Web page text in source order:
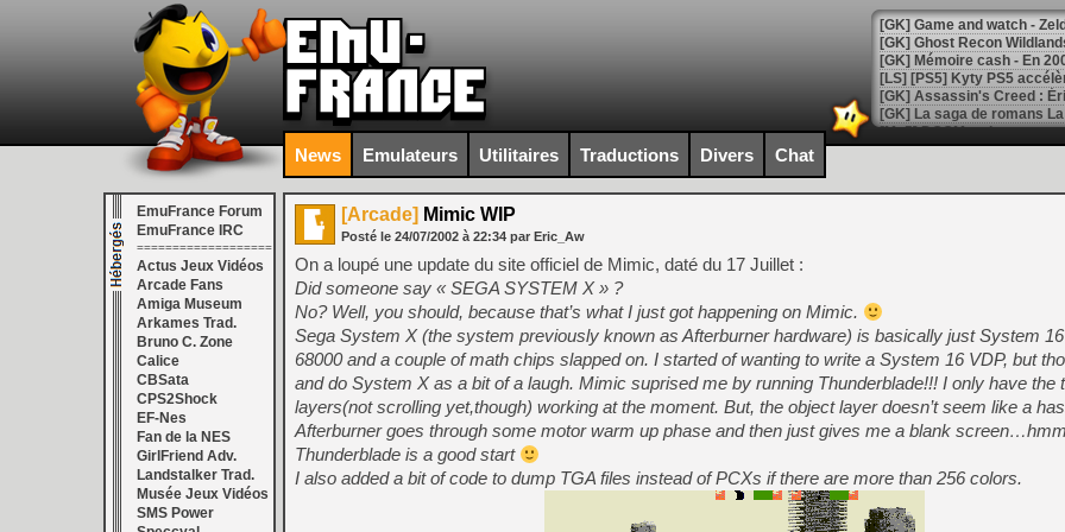
[Mo5] DOOM arrive en
[GK] Bethesda fête les 30
[GK] Roblox : l'action en
[GK] Agenda - GeForce
[LS] [PS5] ps5-y2jb-
[GK] Pourquoi Marvel
[GK] Test : Restory : Chill
[GK] GTA 6 : Rockstar
[GK] Hot Wheels Infinite
[GK] Mémoire cash -
[GK] Résultats Nintendo :
[GK] Déjà des
[Mo5] Brickboy cherche à
[GK] Minecraft et ses «
News Emulateurs Utilitaires Traductions Divers Chat
EmuFrance Forum
EmuFrance IRC
===================
Actus Jeux Vidéos
Arcade Fans
Amiga Museum
Arkames Trad.
Bruno C. Zone
Calice
CBSata
CPS2Shock
EF-Nes
Fan de la NES
GirlFriend Adv.
Landstalker Trad.
Musée Jeux Vidéos
SMS Power
[Arcade] Mimic WIP
Posté le 24/07/2002 à 22:34 par Eric_Aw
On a loupé une update du site officiel de Mimic, daté du 17 Juillet :
Did someone say « SEGA SYSTEM X » ?
No? Well, you should, because that’s what I just got happening on Mimic.
Sega System X (the system previously known as Afterburner hardware) is basically just System
68000 and a couple of math chips slapped on. I started of wanting to write a System 16 VDP, but
and do System X as a bit of a laugh. Mimic suprised me by running Thunderblade!!! I only have the
layers(not scrolling yet,though) working at the moment. But, the object layer doesn’t seem like a
Afterburner goes through some motor warm up phase and then just gives me a blank
Thunderblade is a good start
I also added a bit of code to dump TGA files instead of PCXs if there are more than 256 colors.